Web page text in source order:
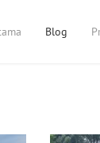
Blog